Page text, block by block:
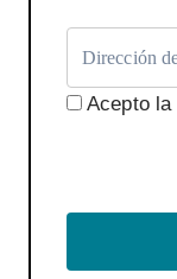
Acepto la